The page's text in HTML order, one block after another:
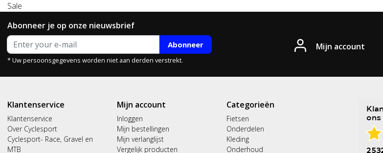
Sale
Abonneer je op onze nieuwsbrief
Abonneer
* Uw persoonsgegevens worden niet aan derden verstrekt.
Mijn account
Klantenservice
Klantenservice
Over Cyclesport
Cyclesport- Race, Gravel en
MTB
Mijn account
Inloggen
Mijn bestellingen
Mijn verlanglijst
Vergelijk producten
Categorieën
Fietsen
Onderdelen
Kleding
Onderhoud